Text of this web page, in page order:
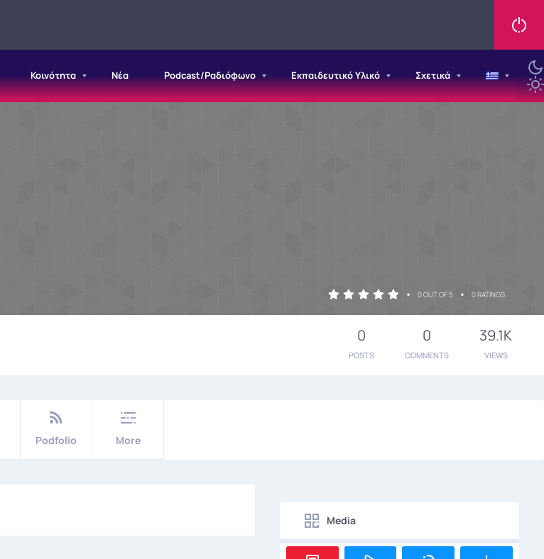
Κοινότητα Νέα Podcast/Ραδιόφωνο Εκπαιδευτικό Υλικό Σχετικά
• 0 OUT OF 5 • 0 RATINGS
0
POSTS
0
COMMENTS
39.1K
VIEWS
Podfolio More
Media